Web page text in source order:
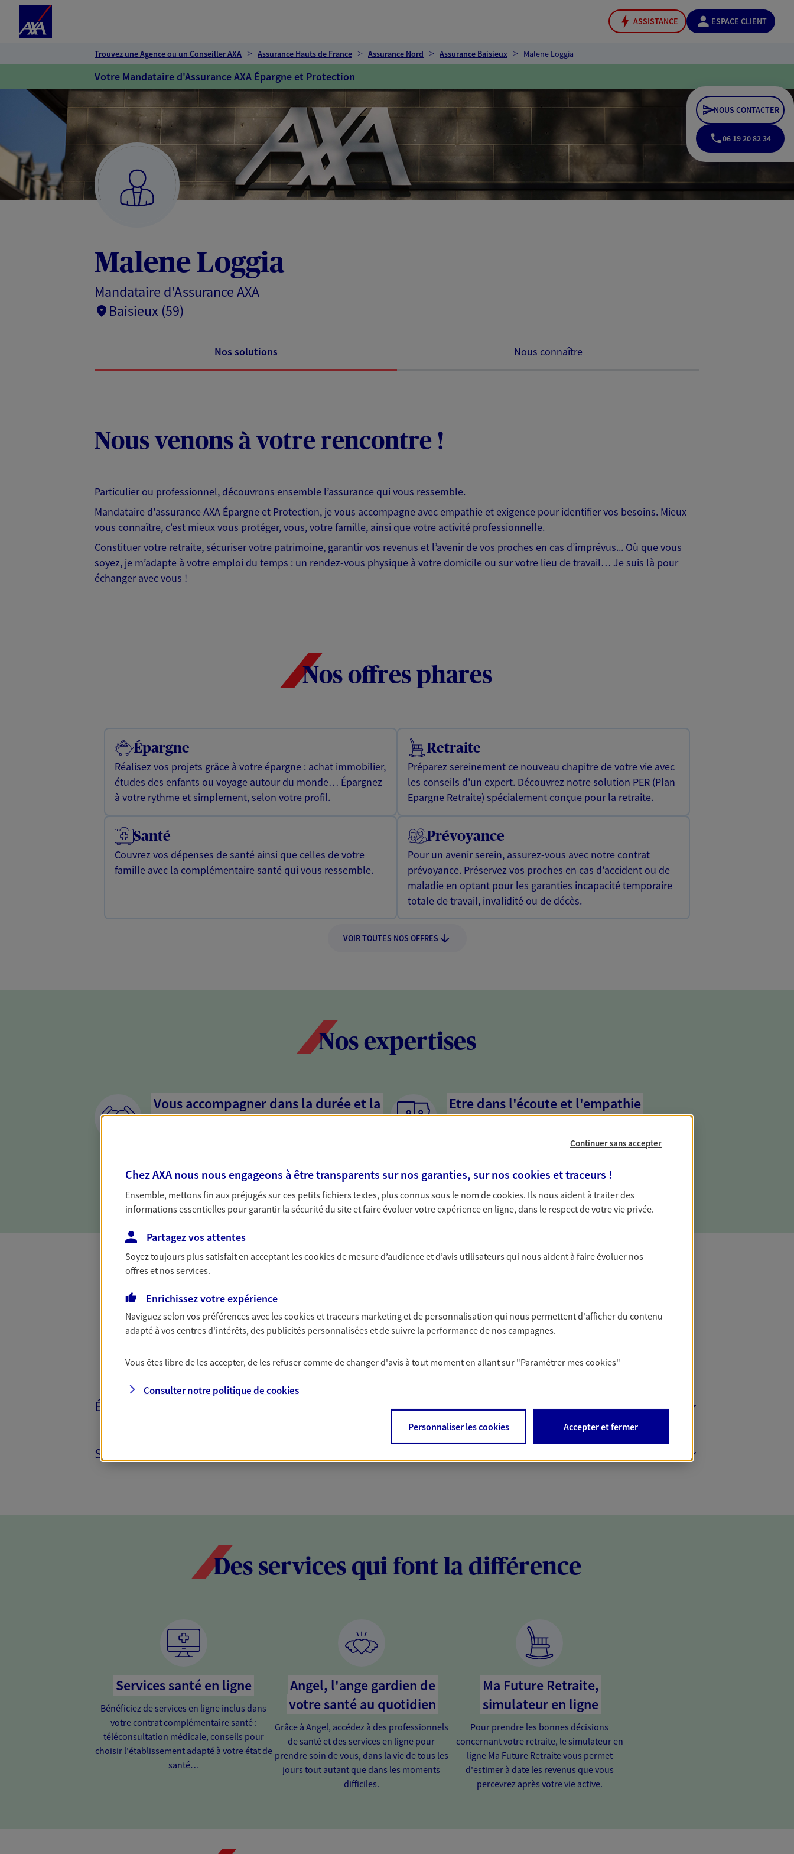
ASSISTANCE ESPACE CLIENT
Trouvez une Agence ou un Conseiller AXA Assurance Hauts de France Assurance Nord Assurance Baisieux Malene Loggia
Votre Mandataire d'Assurance AXA Épargne et Protection
Malene Loggia
Mandataire d'Assurance AXA
Baisieux (59)
NOUS CONTACTER
06 19 20 82 34
Nos solutions Nous connaître
Nous venons à votre rencontre !
Particulier ou professionnel, découvrons ensemble l’assurance qui vous ressemble.
Mandataire d'assurance AXA Épargne et Protection, je vous accompagne avec empathie et exigence pour identifier vos besoins. Mieux
vous connaître, c'est mieux vous protéger, vous, votre famille, ainsi que votre activité professionnelle.
Constituer votre retraite, sécuriser votre patrimoine, garantir vos revenus et l’avenir de vos proches en cas d’imprévus... Où que vous
soyez, je m’adapte à votre emploi du temps : un rendez-vous physique à votre domicile ou sur votre lieu de travail… Je suis là pour
échanger avec vous !
Nos offres phares
Épargne
Réalisez vos projets grâce à votre épargne : achat immobilier,
études des enfants ou voyage autour du monde… Épargnez
à votre rythme et simplement, selon votre profil.
Retraite
Préparez sereinement ce nouveau chapitre de votre vie avec
les conseils d'un expert. Découvrez notre solution PER (Plan
Epargne Retraite) spécialement conçue pour la retraite.
Santé
Couvrez vos dépenses de santé ainsi que celles de votre
famille avec la complémentaire santé qui vous ressemble.
Prévoyance
Pour un avenir serein, assurez-vous avec notre contrat
prévoyance. Préservez vos proches en cas d'accident ou de
maladie en optant pour les garanties incapacité temporaire
totale de travail, invalidité ou de décès.
VOIR TOUTES NOS OFFRES
Nos expertises
Vous accompagner dans la durée et la
confiance
la confiance et la proximité. C'est en apprenant à vous
Etre dans l'écoute et l'empathie
mandataires mettent l'empathie au cœur de leurs échanges
en cas de difficultés.
ÉPARGNE ET RETRAITE
SANTÉ ET PRÉVOYANCE
Des services qui font la différence
Services santé en ligne
Bénéficiez de services en ligne inclus dans
votre contrat complémentaire santé :
téléconsultation médicale, conseils pour
choisir l'établissement adapté à votre état de
santé…
Angel, l'ange gardien de
votre santé au quotidien
Grâce à Angel, accédez à des professionnels
de santé et des services en ligne pour
prendre soin de vous, dans la vie de tous les
jours tout autant que dans les moments
difficiles.
Ma Future Retraite,
simulateur en ligne
Pour prendre les bonnes décisions
concernant votre retraite, le simulateur en
ligne Ma Future Retraite vous permet
d'estimer à date les revenus que vous
percevrez après votre vie active.
Continuer sans accepter
Chez AXA nous nous engageons à être transparents sur nos garanties, sur nos cookies et traceurs !
Ensemble, mettons fin aux préjugés sur ces petits fichiers textes, plus connus sous le nom decookies. Ils nous aident à traiter des
informations essentielles pour garantir la sécurité du site et faire évoluer votre expérience en ligne, dans le respect de votre vie privée.
Partagez vos attentes
Soyez toujours plus satisfait en acceptant lescookiesde mesure d’audience et d’avis utilisateurs qui nous aident à faire évoluer nos
offres et nos services.
Enrichissez votre expérience
Naviguez selon vos préférences avec lescookies et traceurs marketing et de personnalisation qui nous permettent d'afficher du contenu
adapté à vos centres d'intérêts, des publicités personnalisées et de suivre la performance de nos campagnes.
Vous êtes libre de les accepter, de les refuser comme de changer d'avis à tout moment en allant sur "Paramétrer mescookies"
Consulter notre politique decookies
Personnaliser les cookies Accepter et fermer